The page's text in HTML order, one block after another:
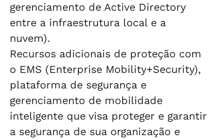
gerenciamento de Active Directory
entre a infraestrutura local e a
nuvem).
Recursos adicionais de proteção com
o EMS (Enterprise Mobility+Security),
plataforma de segurança e
gerenciamento de mobilidade
inteligente que visa proteger e garantir
a segurança de sua organização e